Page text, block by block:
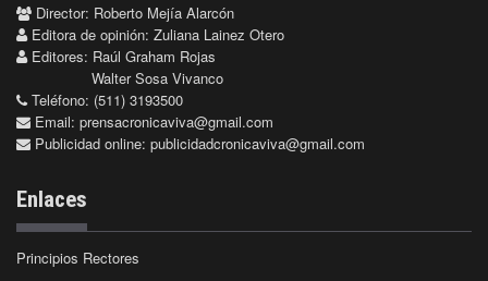
Director: Roberto Mejía Alarcón
Editora de opinión: Zuliana Lainez Otero
Editores: Raúl Graham Rojas
Walter Sosa Vivanco
Teléfono: (511) 3193500
Email: prensacronicaviva@gmail.com
Publicidad online: publicidadcronicaviva@gmail.com
Enlaces
Principios Rectores